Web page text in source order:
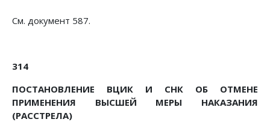
См. документ 587.
314
ПОСТАНОВЛЕНИЕ ВЦИК И СНК ОБ ОТМЕНЕ
ПРИМЕНЕНИЯ ВЫСШЕЙ МЕРЫ НАКАЗАНИЯ
(РАССТРЕЛА)